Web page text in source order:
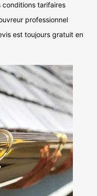
conditions tarifaires
professionnel
est toujours gratuit en